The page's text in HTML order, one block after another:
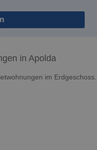
in Apolda
im Erdgeschoss.